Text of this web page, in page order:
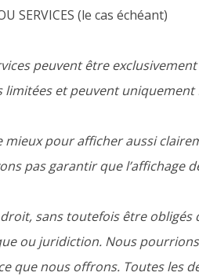
SERVICES (le cas échéant)
peuvent être
et peuvent
mieux pour afficher aussi
pas garantir que l’affichage
sans toutefois être
ou juridiction. Nous
que nous offrons. Toutes les